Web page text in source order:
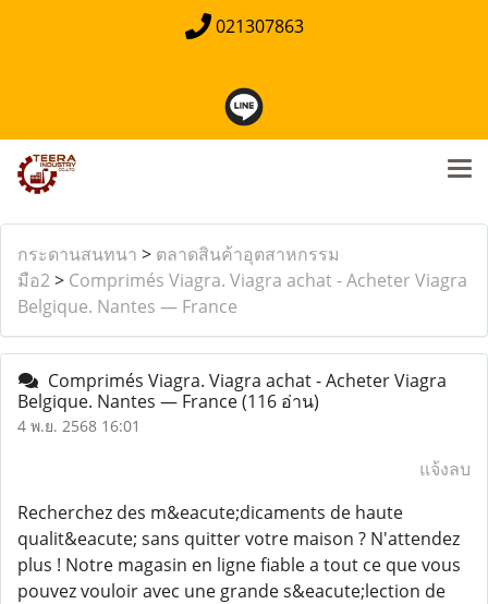
021307863
กระดานสนทนา > ตลาดสินค้าอุตสาหกรรม
มือ2> Comprimés Viagra. Viagra achat - Acheter Viagra
Belgique. Nantes — France
Comprimés Viagra. Viagra achat - Acheter Viagra
Belgique. Nantes — France(116 อ่าน)
4 พ.ย. 2568 16:01
แจ้งลบ
Recherchez des m&eacute;dicaments de haute
qualit&eacute; sans quitter votre maison ? N'attendez
plus ! Notre magasin en ligne fiable a tout ce que vous
pouvez vouloir avec une grande s&eacute;lection de